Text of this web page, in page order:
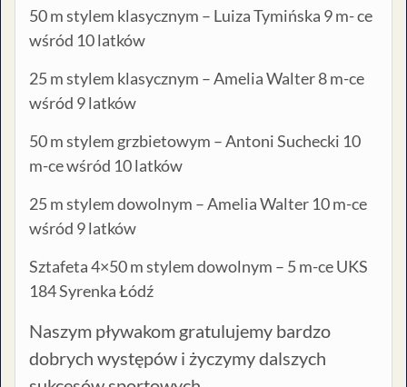
50 m stylem klasycznym – Luiza Tymińska 9 m- ce
wśród 10 latków
25 m stylem klasycznym – Amelia Walter 8 m-ce
wśród 9 latków
50 m stylem grzbietowym – Antoni Suchecki 10
m-ce wśród 10 latków
25 m stylem dowolnym – Amelia Walter 10 m-ce
wśród 9 latków
Sztafeta 4×50 m stylem dowolnym – 5 m-ce UKS
184 Syrenka Łódź
Naszym pływakom gratulujemy bardzo
dobrych występów i życzymy dalszych